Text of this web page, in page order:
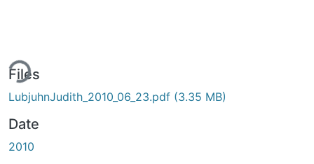
Files
LubjuhnJudith_2010_06_23.pdf (3.35 MB)
Date
2010